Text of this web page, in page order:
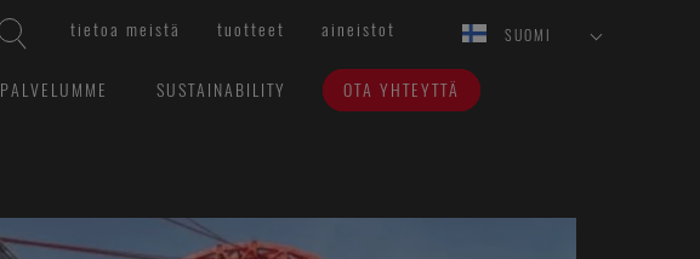
tietoa meistä tuotteet aineistot SUOMI
PALVELUMME SUSTAINABILITY OTA YHTEYTTÄ